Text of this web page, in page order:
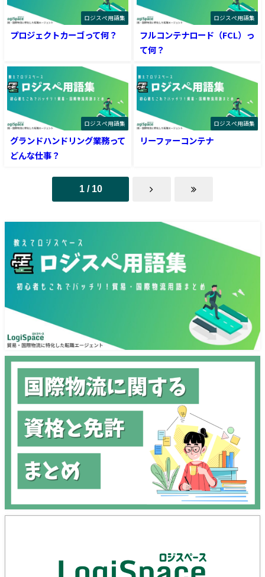
ロジスぺ用語集
プロジェクトカーゴって何？
ロジスぺ用語集
フルコンテナロード（FCL）っ
て何？
ロジスぺ用語集
グランドハンドリング業務って
どんな仕事？
ロジスぺ用語集
リーファーコンテナ
1 / 10